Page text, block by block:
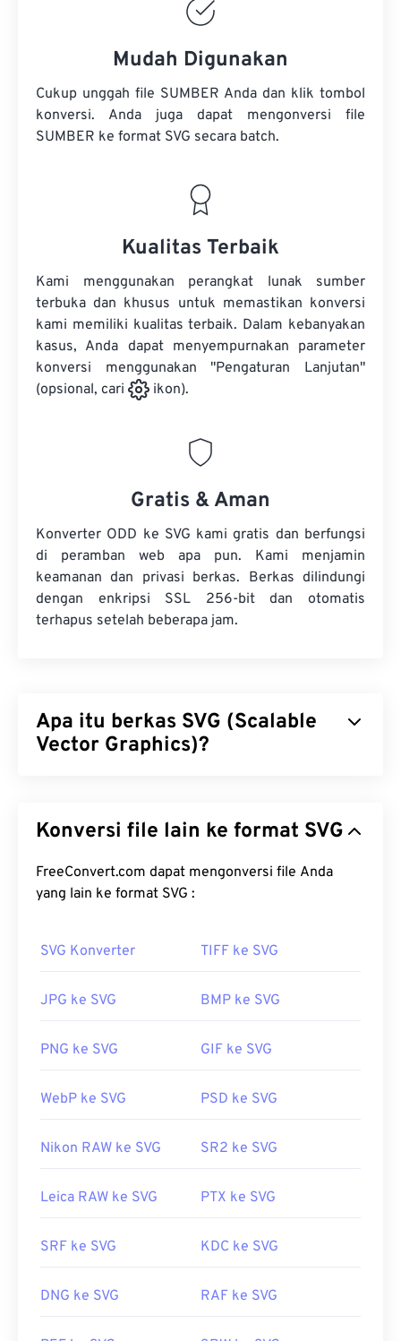
Mudah Digunakan
Cukup unggah file SUMBER Anda dan klik tombol
konversi. Anda juga dapat mengonversi file
SUMBER ke format SVG secara batch.
Kualitas Terbaik
Kami menggunakan perangkat lunak sumber
terbuka dan khusus untuk memastikan konversi
kami memiliki kualitas terbaik. Dalam kebanyakan
kasus, Anda dapat menyempurnakan parameter
konversi menggunakan "Pengaturan Lanjutan"
(opsional, cari
ikon).
Gratis & Aman
Konverter ODD ke SVG kami gratis dan berfungsi
di peramban web apa pun. Kami menjamin
keamanan dan privasi berkas. Berkas dilindungi
dengan enkripsi SSL 256-bit dan otomatis
terhapus setelah beberapa jam.
Apa itu berkas SVG (Scalable
Vector Graphics)?
resolusi. Format ini berbasis Extensible Markup
mendukung animasi terbatas. Keunggulan utama
penggunaan berkas SVG, sesuai namanya, adalah
Selain itu, SVG unik karena bukan merupakan
XML yang menyediakan informasi untuk membuat
SVG?
peramban web, seperti
Firefox atau Microsoft
dapat melihat teks terkait XML di editor teks
Anda dapat menggunakan program Adobe untuk
Konversi file lain ke format SVG
FreeConvert.com dapat mengonversi file Anda
yang lain ke format SVG :
SVG Konverter TIFF ke SVG
JPG ke SVG BMP ke SVG
PNG ke SVG GIF ke SVG
WebP ke SVG PSD ke SVG
Nikon RAW ke SVG SR2 ke SVG
Leica RAW ke SVG PTX ke SVG
SRF ke SVG KDC ke SVG
DNG ke SVG RAF ke SVG